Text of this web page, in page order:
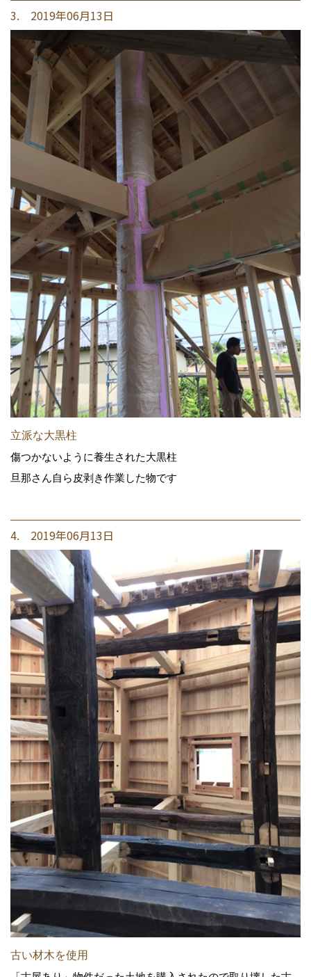
3. 2019年06月13日
立派な大黒柱
傷つかないように養生された大黒柱
旦那さん自ら皮剥き作業した物です
4. 2019年06月13日
古い材木を使用